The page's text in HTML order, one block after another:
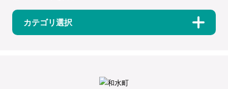
カテゴリ選択